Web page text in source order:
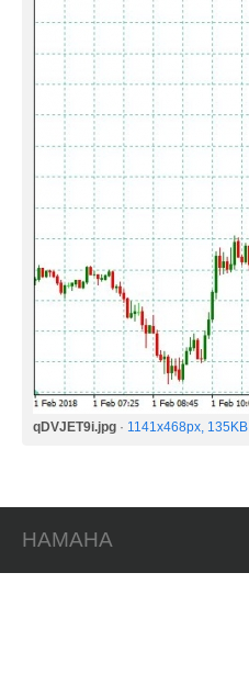
qDVJET9i.jpg · 1141x468px, 135KB
HAMAHA